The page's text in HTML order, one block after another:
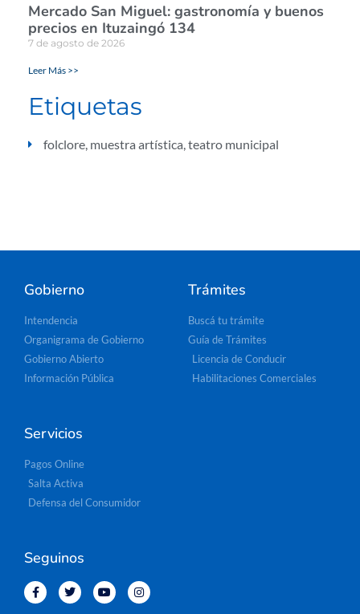
Mercado San Miguel: gastronomía y buenos
precios en Ituzaingó 134
7 de agosto de 2026
Leer Más >>
Etiquetas
folclore muestra artística teatro municipal
Gobierno
Intendencia
Organigrama de Gobierno
Gobierno Abierto
Información Pública
Trámites
Buscá tu trámite
Guía de Trámites
Licencia de Conducir
Habilitaciones Comerciales
Servicios
Pagos Online
Salta Activa
Defensa del Consumidor
Seguinos